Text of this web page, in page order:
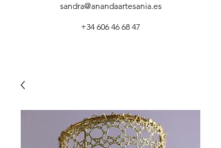
sandra@anandaartesania.es
+34 606 46 68 47